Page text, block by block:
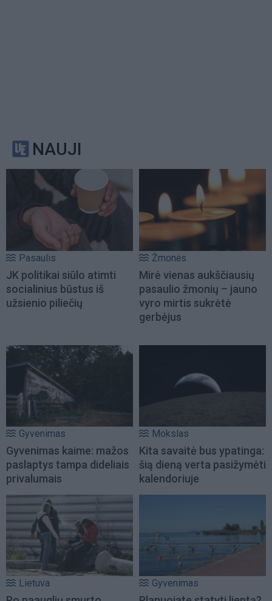
NAUJI
Pasaulis
JK politikai siūlo atimti
socialinius būstus iš
užsienio piliečių
Žmonės
Mirė vienas aukščiausių
pasaulio žmonių – jauno
vyro mirtis sukrėtė
gerbėjus
Gyvenimas
Gyvenimas kaime: mažos
paslaptys tampa dideliais
privalumais
Mokslas
Kita savaitė bus ypatinga:
šią dieną verta pasižymėti
kalendoriuje
Lietuva Gyvenimas